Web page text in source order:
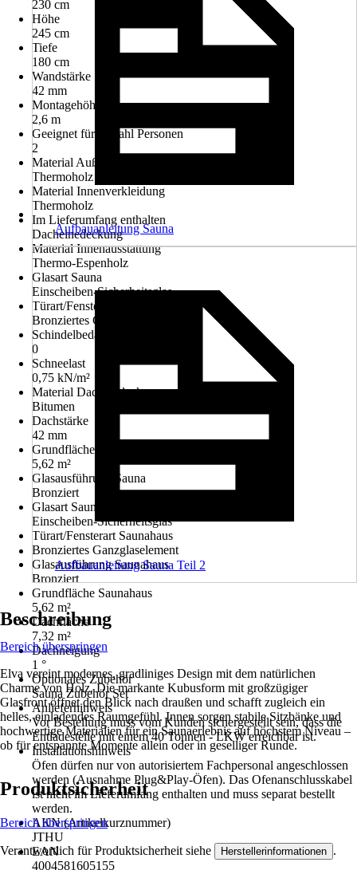
230 cm
Höhe
245 cm
Tiefe
180 cm
Wandstärke
42 mm
Montagehöhe
2,6 m
Geeignet für Anzahl Personen
2
Material Außenverkleidung
Thermoholz
Material Innenverkleidung
Thermoholz
Im Lieferumfang enthalten
Dacheinedeckung
Material Innenausstattung
Thermo-Espenholz
Glasart Sauna
Einscheiben-Sicherheitsglas
Türart/Fensterart Sauna
Bronziertes Ganzglaselement
Schindelbedarf in m²
0
Schneelast
0,75 kN/m²
Material Dacheindeckung
Bitumen
Dachstärke
42 mm
Grundfläche Sauna
5,62 m²
Glasausführung Sauna
Bronziert
Glasart Saunahaus
Einscheiben-Sicherheitsglas
Türart/Fensterart Saunahaus
Bronziertes Ganzglaselement
Glasausführung Saunahaus
Bronziert
Grundfläche Saunahaus
5,62 m²
Dachfläche
7,32 m²
Dachneigung
1 °
Optionales Zubehör
Sauna Zubehör Set
Anlieferhinweis
Vor Bestellung muss vom Kunden sichergestellt sein, dass die
Entladestelle mit einem 40 Tonnen - LKW erreichbar ist.
Installationshinweis
Öfen dürfen nur von autorisiertem Fachpersonal angeschlossen
werden (Ausnahme Plug&Play-Öfen). Das Ofenanschlusskabel
ist nicht im Lieferumfang enthalten und muss separat bestellt
werden.
AKN (Artikelkurznummer)
JTHU
EAN
4004581605155
Aufbauanleitung Sauna
Aufbauanleitung Sauna Teil 2
Beschreibung
Bereich überspringen
Elva vereint modernes, gradliniges Design mit dem natürlichen
Charme von Holz. Die markante Kubusform mit großzügiger
Glasfront öffnet den Blick nach draußen und schafft zugleich ein
helles, einladendes Raumgefühl. Innen sorgen stabile Sitzbänke und
hochwertige Materialien für ein Saunaerlebnis auf höchstem Niveau –
ob für entspannte Momente allein oder in geselliger Runde.
Produktsicherheit
Bereich überspringen
Verantwortlich für Produktsicherheit siehe Herstellerinformationen .